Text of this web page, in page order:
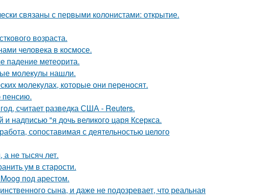
связаны с первыми колонистами: открытие.
возраста.
человека в космосе.
падение метеорита.
молекулы нашли.
молекулах, которые они переносят.
пенсию.
считает разведка США - Reuters.
надписью "я дочь великого царя Ксеркса.
сопоставимая с деятельностью целого
а не тысяч лет.
ум в старости.
под арестом.
сына, и даже не подозревает, что реальная